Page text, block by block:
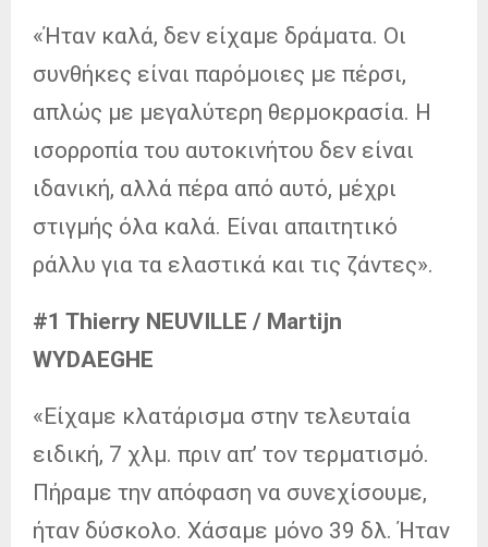
«Ήταν καλά, δεν είχαμε δράματα. Οι
συνθήκες είναι παρόμοιες με πέρσι,
απλώς με μεγαλύτερη θερμοκρασία. Η
ισορροπία του αυτοκινήτου δεν είναι
ιδανική, αλλά πέρα από αυτό, μέχρι
στιγμής όλα καλά. Είναι απαιτητικό
ράλλυ για τα ελαστικά και τις ζάντες».
#1 Thierry NEUVILLE / Martijn
WYDAEGHE
«Είχαμε κλατάρισμα στην τελευταία
ειδική, 7 χλμ. πριν απ’ τον τερματισμό.
Πήραμε την απόφαση να συνεχίσουμε,
ήταν δύσκολο. Χάσαμε μόνο 39 δλ. Ήταν